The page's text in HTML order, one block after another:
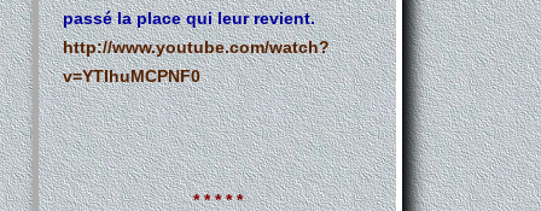
passé la place qui leur revient.
http://www.youtube.com/watch?
v=YTIhuMCPNF0
* * * * *